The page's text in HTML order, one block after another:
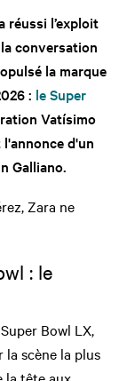
réussi l’exploit
conversation
la marque
: le Super
Vatísimo
d'un
Galliano.
Zara ne
: le
Bowl LX,
scène la plus